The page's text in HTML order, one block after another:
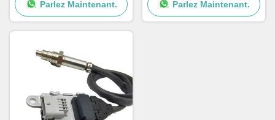
5WK96681D
Parlez Maintenant.
A0009057000
Parlez Maintenant.